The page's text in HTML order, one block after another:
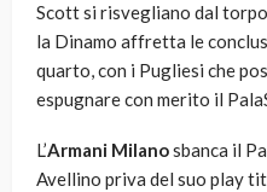
Scott si risvegliano dal
la Dinamo affretta le
quarto, con i Pugliesi che
espugnare con merito il
L’Armani Milanosbanca il
Avellino priva del suo play